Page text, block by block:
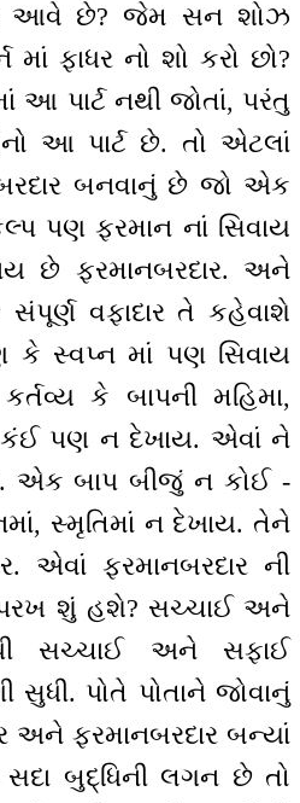
આવે છે? જેમ સન શોઝ
ફાધર નો શો કરો છો?
આ પાર્ટ નથી જોતાં, પરંતુ
આ પાર્ટ છે. તો એટલાં
બનવાનું છે જો એક
પણ ફરમાન નાં સિવાય
છે ફરમાનબરદાર. અને
વફાદાર તે કહેવાશે
સ્વપ્ન માં પણ સિવાય
કે બાપની મહિમા,
કંઈ પણ ન દેખાય. એવાં ને
એક બાપ બીજું ન કોઈ -
સ્મૃતિમાં ન દેખાય. તેને
એવાં ફરમાનબરદાર ની
શું હશે? સચ્ચાઈ અને
સચ્ચાઈ અને સફાઈ
પોતે પોતાને જોવાનું
અને ફરમાનબરદાર બન્યાં
બુદ્ધિની લગન છે તો